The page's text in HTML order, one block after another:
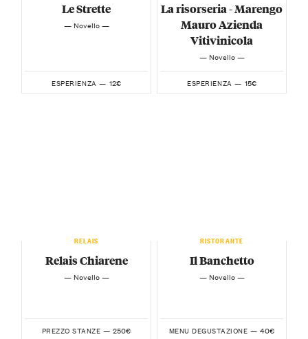
Le Strette
— Novello —
ESPERIENZA — 12€
La risorseria - Marengo
Mauro Azienda
Vitivinicola
— Novello —
ESPERIENZA — 15€
RELAIS
Relais Chiarene
— Novello —
PREZZO STANZE — 250€
RISTORANTE
Il Banchetto
— Novello —
MENU DEGUSTAZIONE — 40€